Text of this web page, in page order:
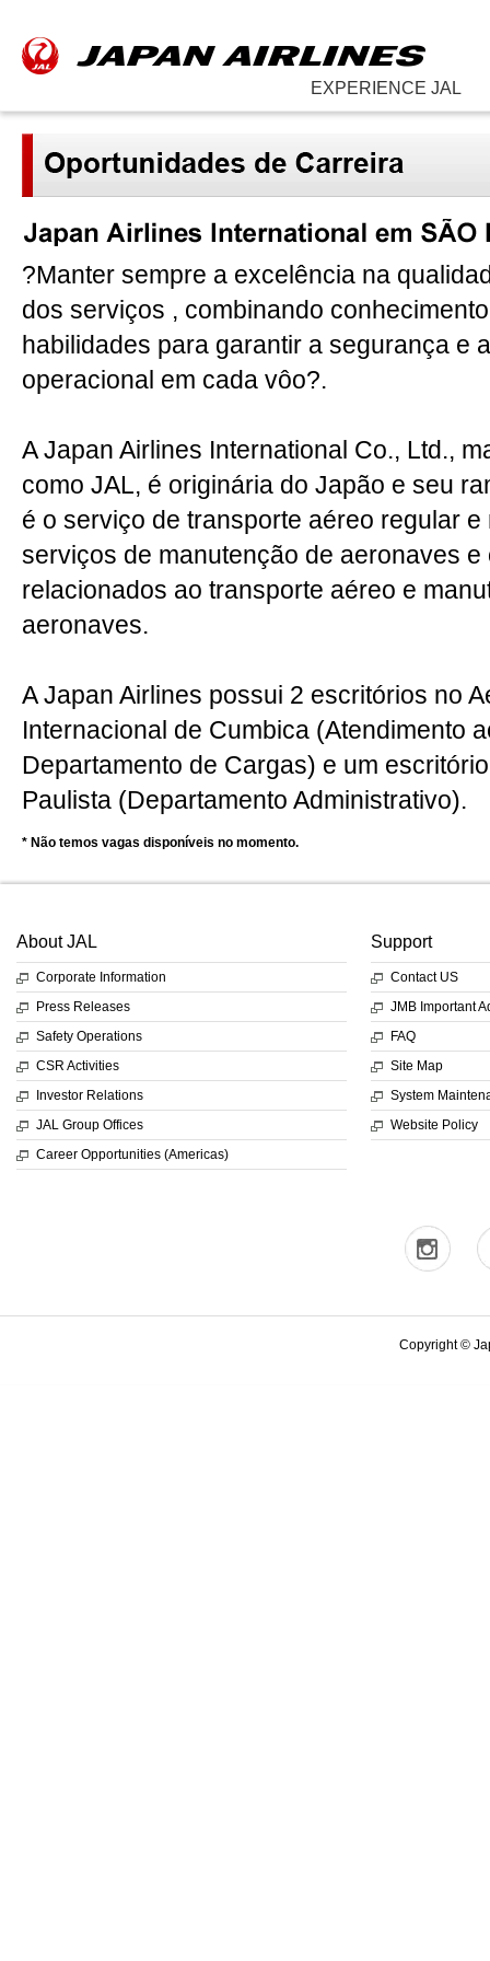
EXPERIENCE JAL
?Manter sempre a excelência na
dos serviços , combinando
habilidades para garantir a segurança e
operacional em cada vôo?.
A Japan Airlines International Co., Ltd.,
como JAL, é originária do Japão e seu
é o serviço de transporte aéreo regular e
serviços de manutenção de aeronaves
relacionados ao transporte aéreo e
aeronaves.
A Japan Airlines possui 2 escritórios no
Internacional de Cumbica (Atendimento
Departamento de Cargas) e um
Paulista (Departamento Administrativo).
* Não temos vagas disponíveis no momento.
About JAL
Corporate Information
Press Releases
Safety Operations
CSR Activities
Investor Relations
JAL Group Offices
Career Opportunities (Americas)
Support
Contact US
JMB Important
FAQ
Site Map
System
Website Policy
Copyright ©